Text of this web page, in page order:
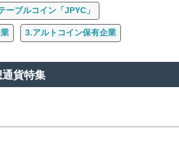
ーブルコイン「JPYC」
3.アルトコイン保有企業
貨特集